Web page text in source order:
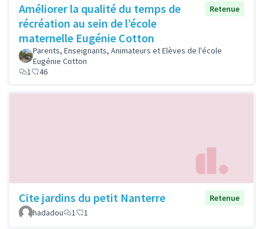
Améliorer la qualité du temps de
récréation au sein de l’école
maternelle Eugénie Cotton
Retenue
Parents, Enseignants, Animateurs et Elèves de l'école
Eugénie Cotton
1
46
Cite jardins du petit Nanterre
Retenue
hadadou
1 1